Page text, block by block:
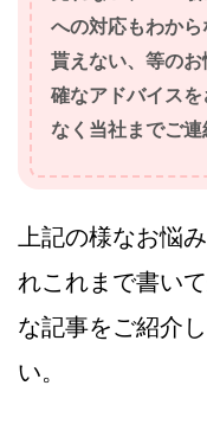
への対応もわか
貰えない、等の
確なアドバイス
なく当社までご連
上記の様なお悩
れこれまで書い
な記事をご紹介
い。